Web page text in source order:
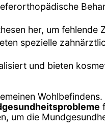
her, um fehlende
spezielle
und bieten
um die